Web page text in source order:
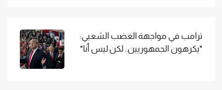
ترامب في مواجهة الغضب الشعبي:
"يكرهون الجمهوريين.. لكن ليس أنا"